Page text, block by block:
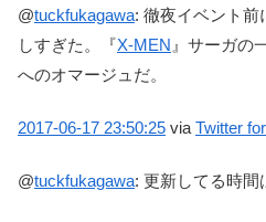
@tuckfukagawa: 徹夜イベント前
しすぎた。『X-MEN 』サーガの
へのオマージュだ。
2017-06-17 23:50:25 via Twitter
@tuckfukagawa: 更新してる時間